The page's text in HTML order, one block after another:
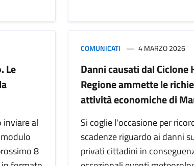
Le
al
8
COMUNICATI 4 MARZO 2026
Danni causati dal Ciclone
Regione ammette le
attività economiche di
Si coglie l'occasione per
scadenze riguardo ai danni
privati cittadini in